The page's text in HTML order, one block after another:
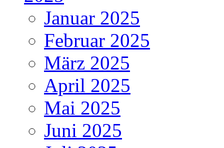
Januar 2025
Februar 2025
März 2025
April 2025
Mai 2025
Juni 2025